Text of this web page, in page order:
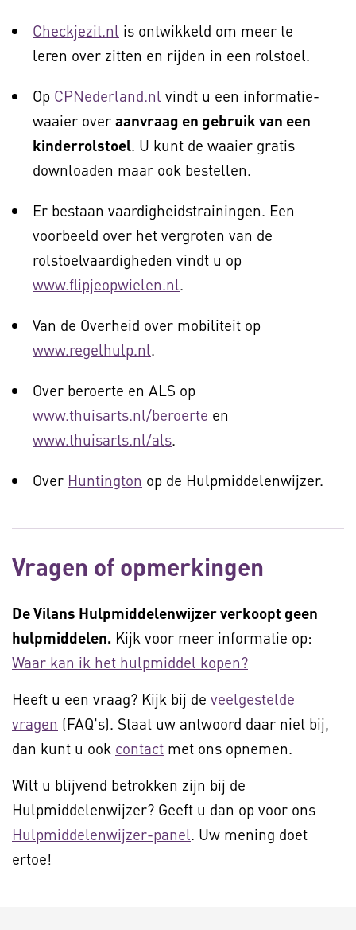
Checkjezit.nl is ontwikkeld om meer te
leren over zitten en rijden in een rolstoel.
Op CPNederland.nl vindt u een informatie-
waaier over aanvraag en gebruik van een
kinderrolstoel. U kunt de waaier gratis
downloaden maar ook bestellen.
Er bestaan vaardigheidstrainingen. Een
voorbeeld over het vergroten van de
rolstoelvaardigheden vindt u op
www.flipjeopwielen.nl.
Van de Overheid over mobiliteit op
www.regelhulp.nl.
Over beroerte en ALS op
www.thuisarts.nl/beroerte en
www.thuisarts.nl/als.
Over Huntington op de Hulpmiddelenwijzer.
Vragen of opmerkingen
De Vilans Hulpmiddelenwijzer verkoopt geen
hulpmiddelen. Kijk voor meer informatie op:
Waar kan ik het hulpmiddel kopen?
Heeft u een vraag? Kijk bij de veelgestelde
vragen (FAQ's). Staat uw antwoord daar niet bij,
dan kunt u ook contact met ons opnemen.
Wilt u blijvend betrokken zijn bij de
Hulpmiddelenwijzer? Geeft u dan op voor ons
Hulpmiddelenwijzer-panel. Uw mening doet
ertoe!